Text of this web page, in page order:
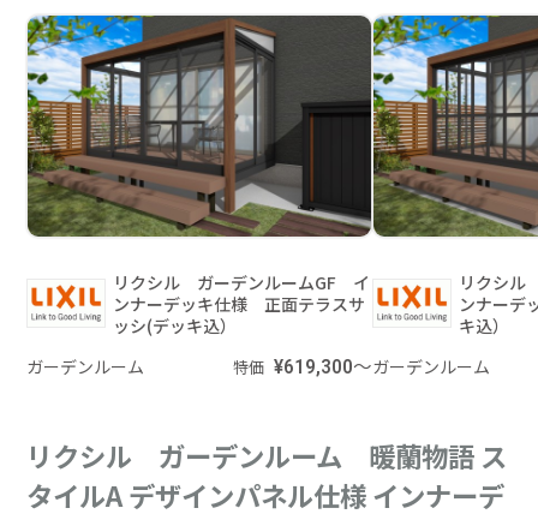
リクシル ガーデンルームGF イ
ンナーデッキ仕様 正面テラスサ
ッシ(デッキ込）
ガーデンルーム
特価 ¥619,300～
リクシ
ンナーデ
キ込）
ガーデンルーム
リクシル ガーデンルーム 暖蘭物語 ス
タイルA デザインパネル仕様 インナーデ